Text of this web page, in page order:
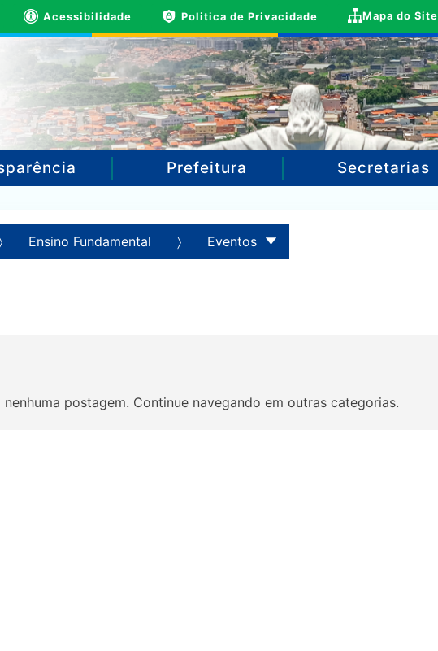
Acessibilidade Politica de Privacidade Mapa do Site
Prefeitura Secretarias
Ensino Fundamental Eventos
postagem. Continue navegando em outras categorias.